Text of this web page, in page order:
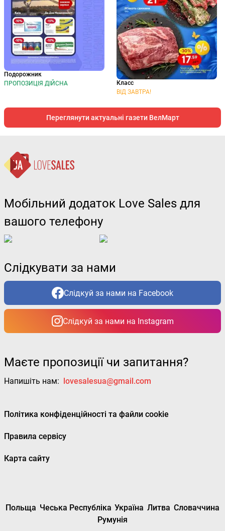
Подорожник
ПРОПОЗИЦІЯ ДІЙСНА
Класс
ВІД ЗАВТРА!
Переглянути актуальні газети ВелМарт
Мобільний додаток Love Sales для
вашого телефону
Слідкувати за нами
Слідкуй за нами на Facebook
Слідкуй за нами на Instagram
Маєте пропозиції чи запитання?
Напишіть нам: lovesalesua@gmail.com
Політика конфіденційності та файли cookie
Правила сервісу
Карта сайту
Польща Чеська Республіка Україна Литва Словаччина
Румунія